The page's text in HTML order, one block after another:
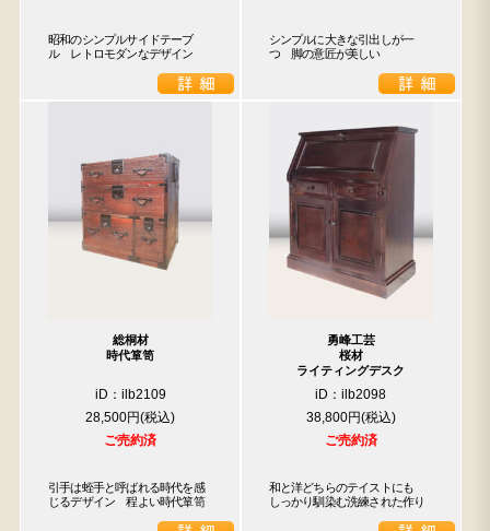
昭和のシンプルサイドテーブ
ル　レトロモダンなデザイン
シンプルに大きな引出しが一
つ　脚の意匠が美しい
総桐材
時代箪笥
iD：ilb2109
28,500円
ご売約済
引手は蛭手と呼ばれる時代を感
じるデザイン　程よい時代箪笥
勇峰工芸
桜材
ライティングデスク
iD：ilb2098
38,800円
ご売約済
和と洋どちらのテイストにも
しっかり馴染む洗練された作り